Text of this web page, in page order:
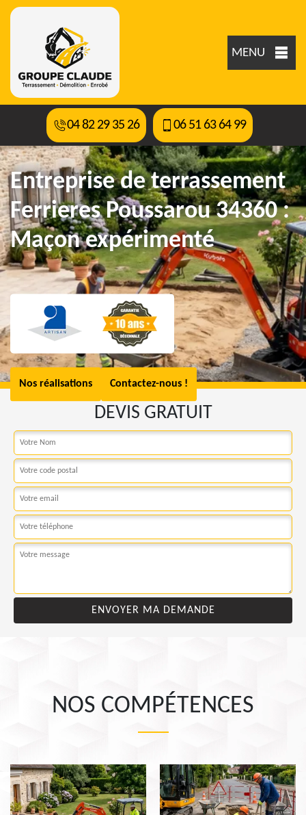
MENU
04 82 29 35 26 06 51 63 64 99
Entreprise de terrassement
Ferrieres Poussarou 34360 :
Maçon expérimenté
Nos réalisations Contactez-nous !
DEVIS GRATUIT
NOS COMPÉTENCES